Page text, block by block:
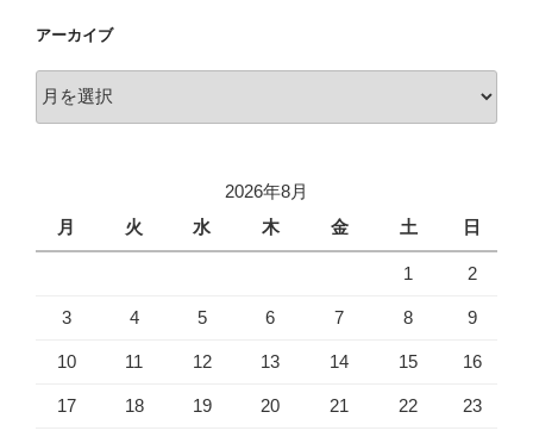
アーカイブ
ー
2026年8月
月
火 水 木 金 土 日
1 2
3 4 5 6 7 8 9
10 11 12 13 14 15 16
17 18 19 20 21 22 23